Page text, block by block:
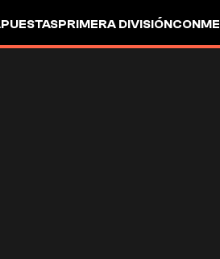
PRIMERA DIVISIÓN